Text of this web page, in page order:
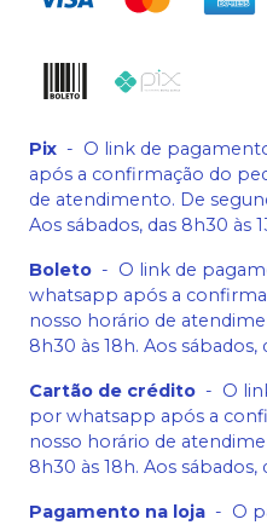
Pix - O link de
após a confirmação do
de atendimento. De
Aos sábados, das 8h30 às
Boleto - O link de
whatsapp após a
nosso horário de
8h30 às 18h. Aos sábados,
Cartão de crédito - O
por whatsapp após a
nosso horário de
8h30 às 18h. Aos sábados,
Pagamento na loja - O